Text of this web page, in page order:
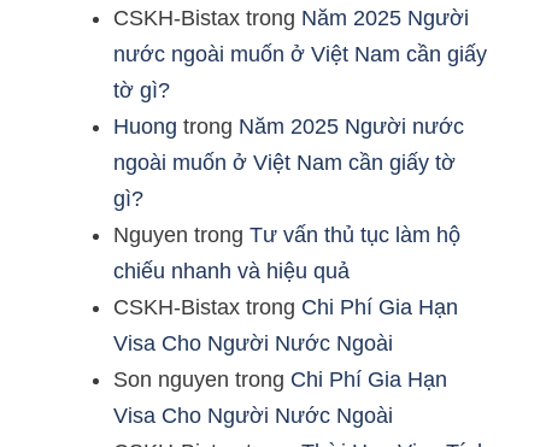
CSKH-Bistax trong Năm 2025 Người
nước ngoài muốn ở Việt Nam cần giấy
tờ gì?
Huong trong Năm 2025 Người nước
ngoài muốn ở Việt Nam cần giấy tờ
gì?
Nguyen trong Tư vấn thủ tục làm hộ
chiếu nhanh và hiệu quả
CSKH-Bistax trong Chi Phí Gia Hạn
Visa Cho Người Nước Ngoài
Son nguyen trong Chi Phí Gia Hạn
Visa Cho Người Nước Ngoài